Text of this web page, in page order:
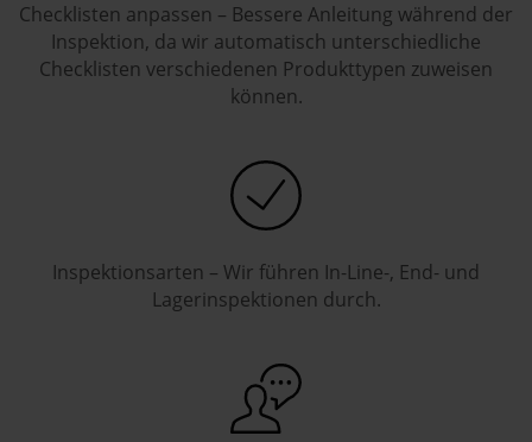
Checklisten anpassen – Bessere Anleitung während der
Inspektion, da wir automatisch unterschiedliche
Checklisten verschiedenen Produkttypen zuweisen
können.
Inspektionsarten – Wir führen In-Line-, End- und
Lagerinspektionen durch.